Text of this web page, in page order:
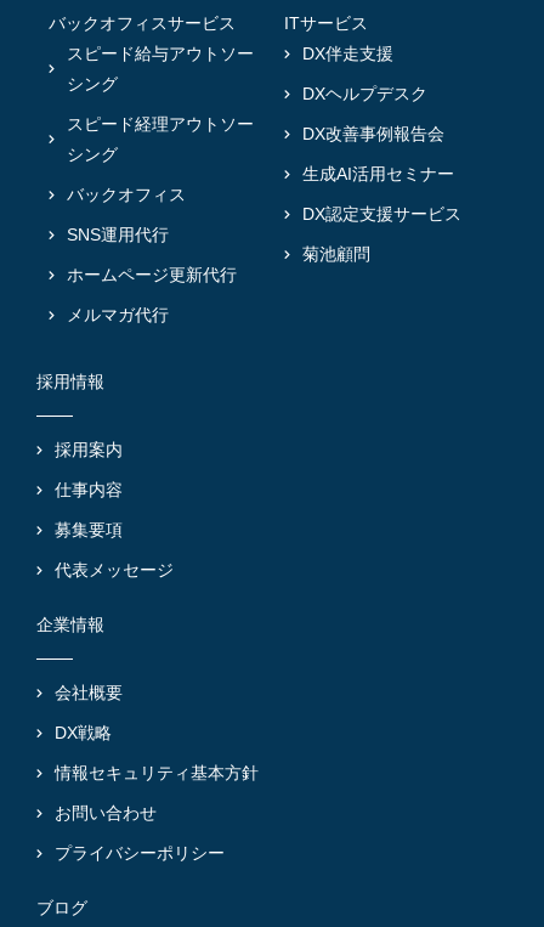
バックオフィスサービス
スピード給与アウトソー
シング
スピード経理アウトソー
シング
バックオフィス
SNS運用代行
ホームページ更新代行
メルマガ代行
ITサービス
DX伴走支援
DXヘルプデスク
DX改善事例報告会
生成AI活用セミナー
DX認定支援サービス
菊池顧問
採用情報
採用案内
仕事内容
募集要項
代表メッセージ
企業情報
会社概要
DX戦略
情報セキュリティ基本方針
お問い合わせ
プライバシーポリシー
ブログ